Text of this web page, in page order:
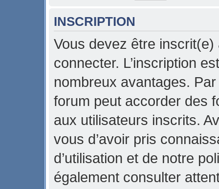
INSCRIPTION
Vous devez être
connecter. L’inscription
nombreux avantages.
forum peut accorder des
aux utilisateurs inscrits.
vous d’avoir pris
d’utilisation et de notre
également consulter